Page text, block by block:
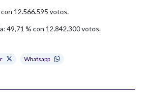
12.566.595 votos.
49,71 % con 12.842.300 votos.
Whatsapp